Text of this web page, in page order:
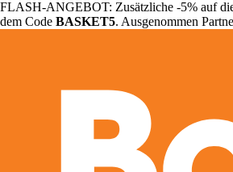
FLASH-ANGEBOT: Zusätzliche -5% auf
dem Code BASKET5. Ausgenommen